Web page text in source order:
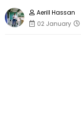
Aerill Hassan
02 January